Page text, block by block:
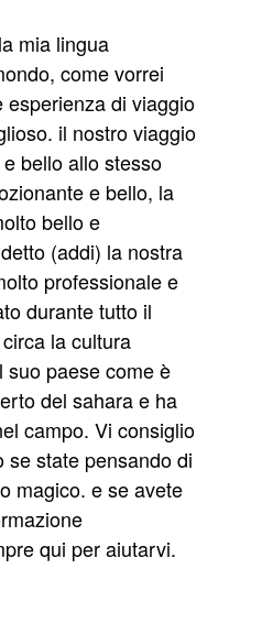
mia lingua
come vorrei
di viaggio
il nostro viaggio
bello allo stesso
e bello, la
bello e
(addi) la nostra
professionale e
durante tutto il
la cultura
suo paese come è
del sahara e ha
campo. Vi consiglio
se state pensando di
magico. e se avete
qui per aiutarvi.